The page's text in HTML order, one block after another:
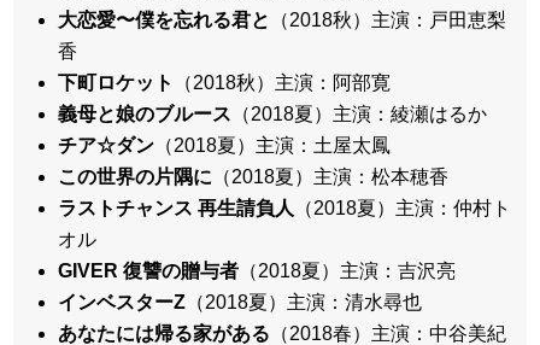
大恋愛〜僕を忘れる君と
（2018秋）主演：戸田恵梨
香
下町ロケット
（2018秋）主演：阿部寛
義母と娘のブルース （2018夏）主演：綾瀬はるか
チア☆ダン （2018夏）主演：土屋太鳳
この世界の片隅に （2018夏）主演：松本穂香
ラストチャンス 再生請負人
（2018夏）主演：仲村ト
オル
GIVER 復讐の贈与者 （2018夏）主演：吉沢亮
インベスターZ （2018夏）主演：清水尋也
あなたには帰る家がある （2018春）主演：中谷美紀